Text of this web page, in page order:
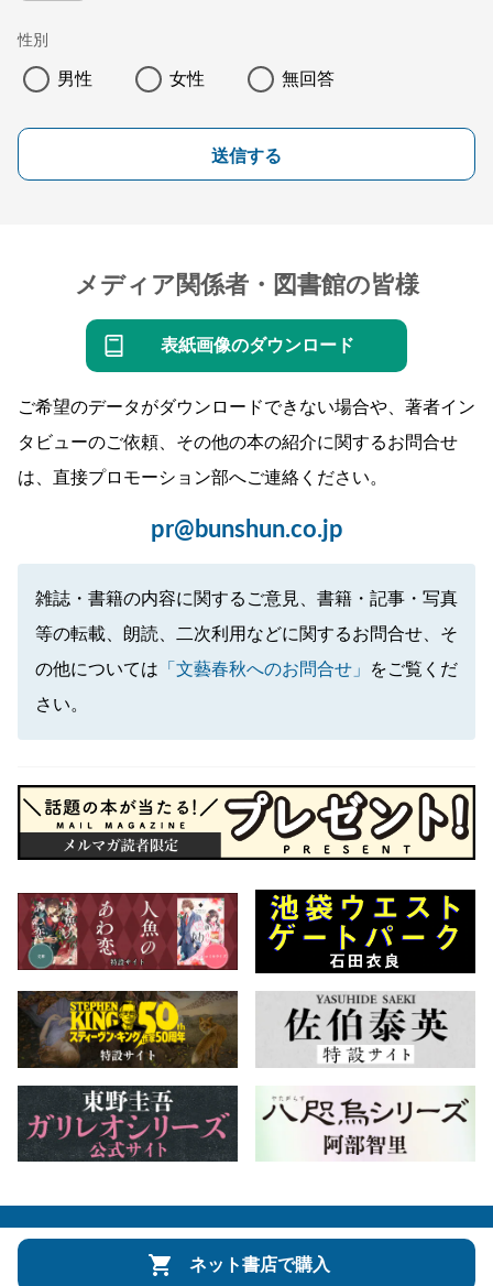
性別
男性 女性 無回答
送信する
メディア関係者・図書館の皆様
表紙画像のダウンロード
ご希望のデータがダウンロードできない場合や、著者イン
タビューのご依頼、その他の本の紹介に関するお問合せ
は、直接プロモーション部へご連絡ください。
pr@bunshun.co.jp
雑誌・書籍の内容に関するご意見、書籍・記事・写真
等の転載、朗読、二次利用などに関するお問合せ、そ
の他については 「文藝春秋へのお問合せ」
をご覧くだ
さい。
ネット書店で購入
会社概要 自費出版のご案内 お問合せ
株式会社文藝春秋 文春オンライン Number Web